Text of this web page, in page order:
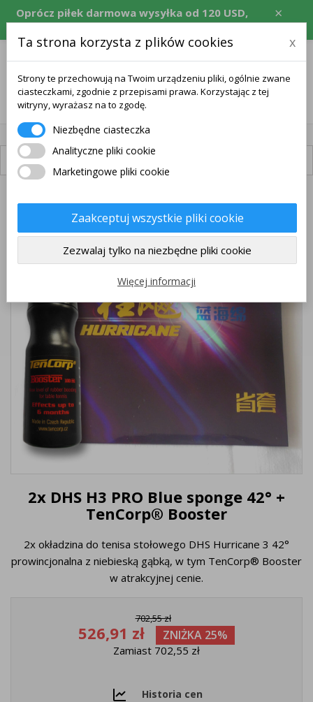
×
Oprócz piłek darmowa wysyłka od 120 USD,
równowartość w CZK, EUR, PLN, RON.
Dostępna dostawa
DARMOWA WYSYŁKA
2x DHS H3 PRO Blue sponge 42° +
TenCorp® Booster
2x okładzina do tenisa stołowego DHS Hurricane 3 42°
prowincjonalna z niebieską gąbką, w tym TenCorp® Booster
w atrakcyjnej cenie.
702,55 zł
526,91 zł ZNIŻKA 25%
Zamiast 702,55 zł
Historia cen
Ta strona korzysta z plików cookies x
Strony te przechowują na Twoim urządzeniu pliki, ogólnie zwane
ciasteczkami, zgodnie z przepisami prawa. Korzystając z tej
witryny, wyrażasz na to zgodę.
Niezbędne ciasteczka
Analityczne pliki cookie
Marketingowe pliki cookie
Zaakceptuj wszystkie pliki cookie
Zezwalaj tylko na niezbędne pliki cookie
Więcej informacji